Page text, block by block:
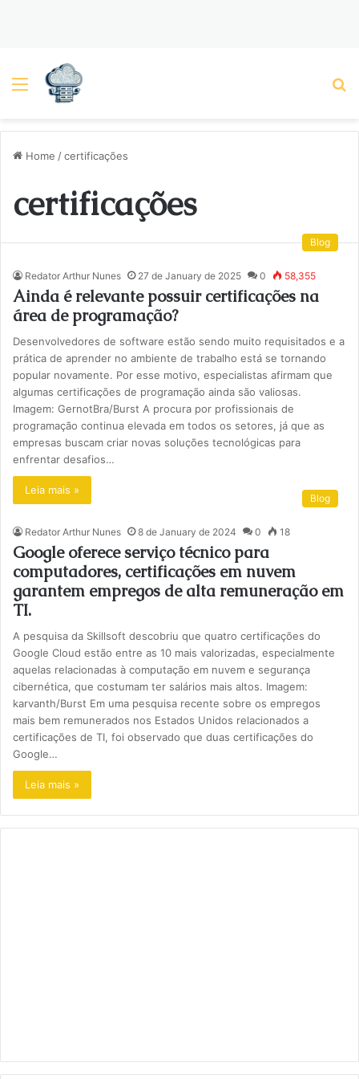
Menu
Home /certificações
certificações
Blog
Redator Arthur Nunes 27 de January de 2025 0 58,355
Ainda é relevante possuir certificações na
área de programação?
Desenvolvedores de software estão sendo muito requisitados e a
prática de aprender no ambiente de trabalho está se tornando
popular novamente. Por esse motivo, especialistas afirmam que
algumas certificações de programação ainda são valiosas.
Imagem: GernotBra/Burst A procura por profissionais de
programação continua elevada em todos os setores, já que as
empresas buscam criar novas soluções tecnológicas para
enfrentar desafios…
Leia mais »
Blog
Redator Arthur Nunes 8 de January de 2024 0 18
Google oferece serviço técnico para
computadores, certificações em nuvem
garantem empregos de alta remuneração em
TI.
A pesquisa da Skillsoft descobriu que quatro certificações do
Google Cloud estão entre as 10 mais valorizadas, especialmente
aquelas relacionadas à computação em nuvem e segurança
cibernética, que costumam ter salários mais altos. Imagem:
karvanth/Burst Em uma pesquisa recente sobre os empregos
mais bem remunerados nos Estados Unidos relacionados a
certificações de TI, foi observado que duas certificações do
Google…
Leia mais »